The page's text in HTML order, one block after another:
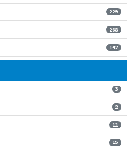
229
268
142
3
2
11
15